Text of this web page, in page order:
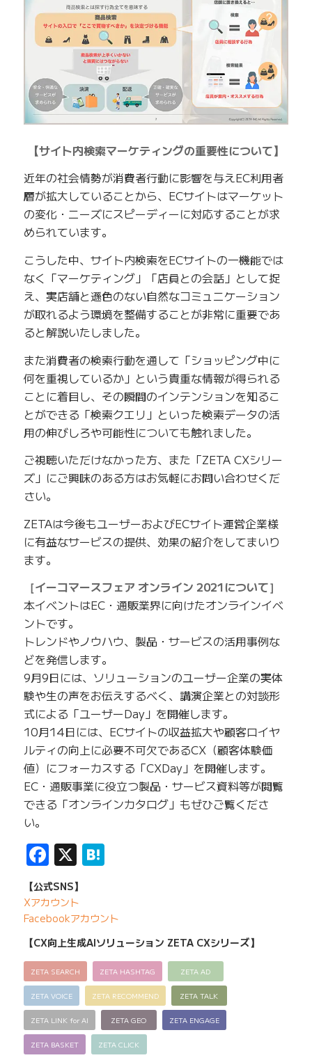
【サイト内検索マーケティングの重要性について】
近年の社会情勢が消費者行動に影響を与えEC利用者
層が拡大していることから、ECサイトはマーケット
の変化・ニーズにスピーディーに対応することが求
められています。
こうした中、サイト内検索をECサイトの一機能では
なく「マーケティング」「店員との会話」として捉
え、実店舗と遜色のない自然なコミュニケーション
が取れるよう環境を整備することが非常に重要であ
ると解説いたしました。
また消費者の検索行動を通して「ショッピング中に
何を重視しているか」という貴重な情報が得られる
ことに着目し、その瞬間のインテンションを知るこ
とができる「検索クエリ」といった検索データの活
用の伸びしろや可能性についても触れました。
ご視聴いただけなかった方、また「ZETA CXシリー
ズ」にご興味のある方はお気軽にお問い合わせくだ
さい。
ZETAは今後もユーザーおよびECサイト運営企業様
に有益なサービスの提供、効果の紹介をしてまいり
ます。
［イーコマースフェア オンライン 2021について］
本イベントはEC・通販業界に向けたオンラインイベ
ントです。
トレンドやノウハウ、製品・サービスの活用事例な
どを発信します。
9月9日には、ソリューションのユーザー企業の実体
験や生の声をお伝えするべく、講演企業との対談形
式による「ユーザーDay」を開催します。
10月14日には、ECサイトの収益拡大や顧客ロイヤ
ルティの向上に必要不可欠であるCX（顧客体験価
値）にフォーカスする「CXDay」を開催します。
EC・通販事業に役立つ製品・サービス資料等が閲覧
できる「オンラインカタログ」もぜひご覧くださ
い。
Facebook
X Hatena
【公式SNS】
Xアカウント
Facebookアカウント
【CX向上生成AIソリューション ZETA CXシリーズ】
ZETA SEARCH ZETA HASHTAG ZETA AD
ZETA VOICE ZETA RECOMMEND ZETA TALK
ZETA LINK for AI ZETA GEO ZETA ENGAGE
ZETA BASKET ZETA CLICK